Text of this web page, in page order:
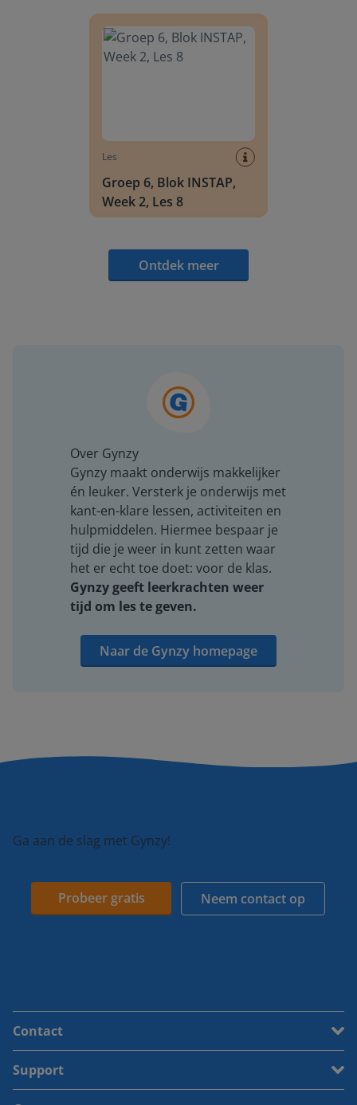
Les
Groep 6, Blok INSTAP,
Week 2, Les 8
Ontdek meer
Over Gynzy
Gynzy maakt onderwijs makkelijker
én leuker. Versterk je onderwijs met
kant-en-klare lessen, activiteiten en
hulpmiddelen. Hiermee bespaar je
tijd die je weer in kunt zetten waar
het er echt toe doet: voor de klas.
Gynzy geeft leerkrachten weer
tijd om les te geven.
Naar de Gynzy homepage
Ga aan de slag met Gynzy!
Probeer gratis Neem contact op
Contact
Support